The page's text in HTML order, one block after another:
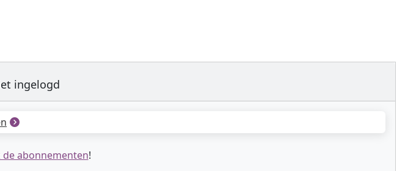
ingelogd
de abonnementen!